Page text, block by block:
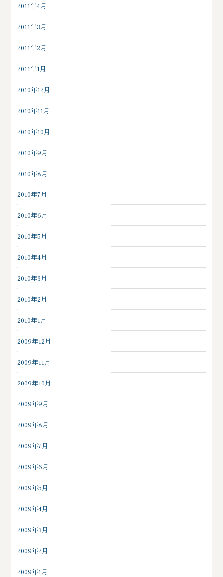
2011年4月
2011年3月
2011年2月
2011年1月
2010年12月
2010年11月
2010年10月
2010年9月
2010年8月
2010年7月
2010年6月
2010年5月
2010年4月
2010年3月
2010年2月
2010年1月
2009年12月
2009年11月
2009年10月
2009年9月
2009年8月
2009年7月
2009年6月
2009年5月
2009年4月
2009年3月
2009年2月
2009年1月